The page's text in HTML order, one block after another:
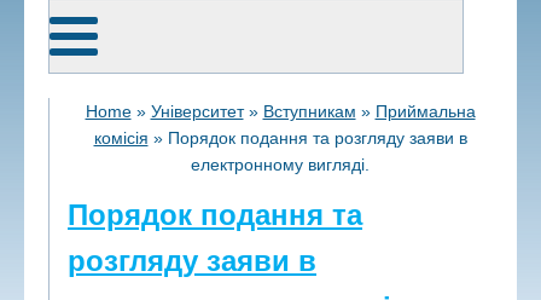
Home» Університет» Вступникам » Приймальна
комісія » Порядок подання та розгляду заяви в
електронному вигляді.
Порядок подання та
розгляду заяви в